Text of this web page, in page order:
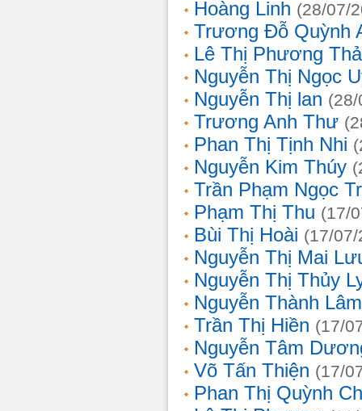
Hoàng Linh (28/07/
Trương Đỗ Quỳnh
Lê Thị Phương
Nguyễn Thị Ngọc
Nguyễn Thị lan
Trương Anh Thư
Phan Thị Tịnh Nhi
Nguyễn Kim Thúy
Trần Phạm Ngọc
Phạm Thị Thu (17/
Bùi Thị Hoài (17/
Nguyễn Thị Mai
Nguyễn Thị Thủy
Nguyễn Thành Lâm
Trần Thị Hiền (17/
Nguyễn Tâm
Võ Tấn Thiện (17/
Phan Thị Quỳnh